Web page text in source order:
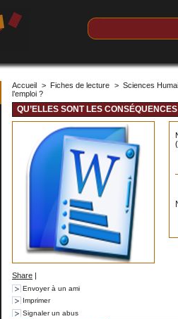
Accueil > Fiches de lecture > Sciences
l’emploi ?
QU’ELLES SONT LES
Share |
Envoyer à un ami
Imprimer
Signaler un abus